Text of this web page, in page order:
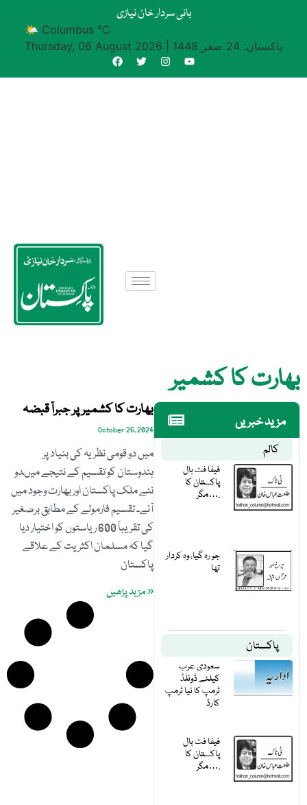
بانی سردار خان نیازی
🌤 Columbus °C
Thursday, 06 August 2026
پاکستان: 24 صفر 1448
بھارت کا کشمیر
مزید خبریں
کالم
فیفا فٹ بال
پاکستان کا
مگر….
جو رہ گیا، وہ کردار
تھا
پاکستان
سعودی عرب
کیلئے ڈونلڈ
ٹرمپ کا نیا ٹرمپ
کارڈ
فیفا فٹ بال
پاکستان کا
مگر….
بھارت کا کشمیر پر جبراً قبضہ
October 26, 2024
میں دو قومی نظریہ کی بنیاد پر
ہندوستان کو تقسیم کے نتیجے میںدو
نئے ملک پاکستان اور بھارت وجود میں
آئے۔ تقسیم فارمولے کے مطابق برصغیر
کی تقریباً 600 ریاستوں کو اختیار دیا
گیا کہ مسلمان اکثریت کے علاقے
پاکستان
« مزید پڑھیں